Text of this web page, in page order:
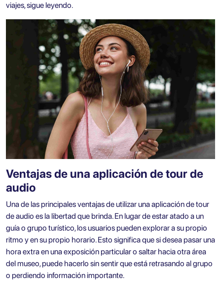
viajes, sigue leyendo.
Ventajas de una aplicación de tour de
audio
Una de las principales ventajas de utilizar una aplicación de tour
de audio es la libertad que brinda. En lugar de estar atado a un
guía o grupo turístico, los usuarios pueden explorar a su propio
ritmo y en su propio horario. Esto significa que si desea pasar una
hora extra en una exposición particular o saltar hacia otra área
del museo, puede hacerlo sin sentir que está retrasando al grupo
o perdiendo información importante.